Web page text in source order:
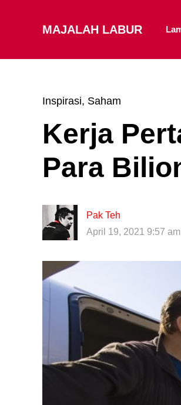
MAJALAH LABUR
Inspirasi, Saham
Kerja
Para
Pak Teh
April 19, 2021 9:57 am